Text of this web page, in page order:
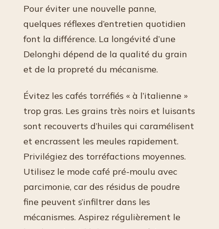
Pour éviter une nouvelle panne,
quelques réflexes d’entretien quotidien
font la différence. La longévité d’une
Delonghi dépend de la qualité du grain
et de la propreté du mécanisme.
Évitez les cafés torréfiés « à l’italienne »
trop gras. Les grains très noirs et luisants
sont recouverts d’huiles qui caramélisent
et encrassent les meules rapidement.
Privilégiez des torréfactions moyennes.
Utilisez le mode café pré-moulu avec
parcimonie, car des résidus de poudre
fine peuvent s’infiltrer dans les
mécanismes. Aspirez régulièrement le